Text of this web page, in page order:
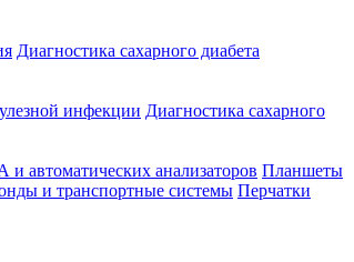
Диагностика сахарного диабета
инфекции Диагностика сахарного
автоматических анализаторов Планшеты
и транспортные системы Перчатки